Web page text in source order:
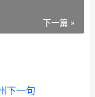
下一篇 »
下一句